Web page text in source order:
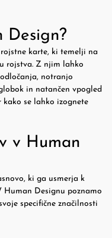
Design?
karte, ki temelji na
rojstva. Z njim lahko
notranjo
in natančen vpogled
se lahko izognete
v Human
ki ga usmerja k
Designu poznamo
specifične značilnosti